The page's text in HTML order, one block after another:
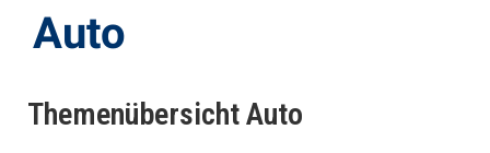
Auto
ThemenübersichtAuto